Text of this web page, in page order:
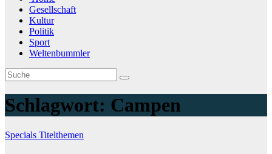
Gesellschaft
Kultur
Politik
Sport
Weltenbummler
Schlagwort: Campen
Specials Titelthemen